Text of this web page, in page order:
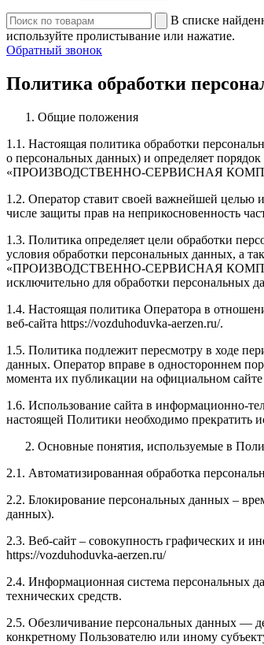
В списке
используйте пролистывание или нажатие.
Обратный звонок
Политика обработки
Общие положения
1.1. Настоящая политика обработки
о персональных данных) и определяет
«ПРОИЗВОДСТВЕННО-СЕРВИСНАЯ КОМПАНИЯ
1.2. Оператор ставит своей важнейшей целью
числе защиты прав на неприкосновенность
1.3. Политика определяет цели обработки
условия обработки персональных данных, а
«ПРОИЗВОДСТВЕННО-СЕРВИСНАЯ КОМПАНИЯ
исключительно для обработки персональных
1.4. Настоящая политика Оператора в
веб-сайта https://vozduhoduvka-aerzen.ru/.
1.5. Политика подлежит пересмотру в ходе
данных. Оператор вправе в одностороннем
момента их публикации на официальном
1.6. Использование сайта в информационно-
настоящей Политики необходимо прекратить
Основные понятия, используемые в
2.1. Автоматизированная обработка
2.2. Блокирование персональных данных –
данных).
2.3. Веб-сайт – совокупность графических и
https://vozduhoduvka-aerzen.ru/
2.4. Информационная система персональных
технических средств.
2.5. Обезличивание персональных данных —
конкретному Пользователю или иному